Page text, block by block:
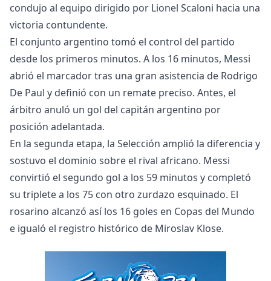
condujo al equipo dirigido por Lionel Scaloni hacia una
victoria contundente.
El conjunto argentino tomó el control del partido
desde los primeros minutos. A los 16 minutos, Messi
abrió el marcador tras una gran asistencia de Rodrigo
De Paul y definió con un remate preciso. Antes, el
árbitro anuló un gol del capitán argentino por
posición adelantada.
En la segunda etapa, la Selección amplió la diferencia y
sostuvo el dominio sobre el rival africano. Messi
convirtió el segundo gol a los 59 minutos y completó
su triplete a los 75 con otro zurdazo esquinado. El
rosarino alcanzó así los 16 goles en Copas del Mundo
e igualó el registro histórico de Miroslav Klose.